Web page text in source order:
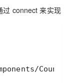
过 connect 来实现